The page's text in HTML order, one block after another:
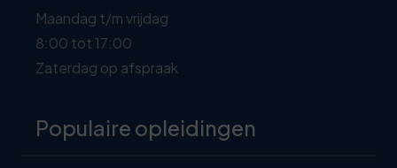
Maandag t/m vrijdag
8:00 tot 17:00
Zaterdag op afspraak
Populaire opleidingen